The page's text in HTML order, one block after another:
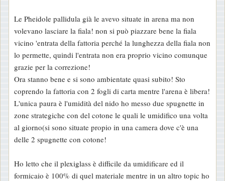
Le Pheidole pallidula già le avevo situate in arena ma non
volevano lasciare la fiala! non si può piazzare bene la fiala
vicino 'entrata della fattoria perché la lunghezza della fiala non
lo permette, quindi l'entrata non era proprio vicino comunque
grazie per la correzione!
Ora stanno bene e si sono ambientate quasi subito! Sto
coprendo la fattoria con 2 fogli di carta mentre l'arena è libera!
L'unica paura è l'umidità del nido ho messo due spugnette in
zone strategiche con del cotone le quali le umidifico una volta
al giorno(si sono situate propio in una camera dove c'è una
delle 2 spugnette con cotone!
Ho letto che il plexiglass è difficile da umidificare ed il
formicaio è 100% di quel materiale mentre in un altro topic ho